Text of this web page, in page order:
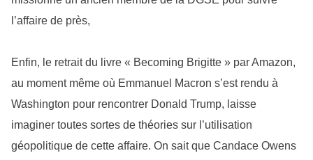
l’affaire de près,
Enfin, le retrait du livre « Becoming Brigitte » par Amazon,
au moment même où Emmanuel Macron s’est rendu à
Washington pour rencontrer Donald Trump, laisse
imaginer toutes sortes de théories sur l’utilisation
géopolitique de cette affaire. On sait que Candace Owens